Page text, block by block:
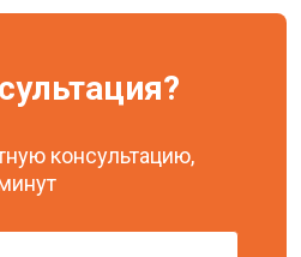
консультацию,